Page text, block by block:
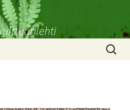
Haku: